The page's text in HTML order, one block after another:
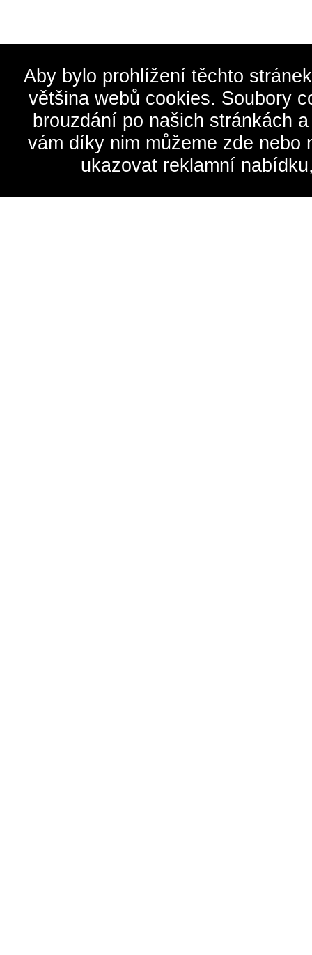
Aby bylo prohlížení těchto
většina webů cookies. Soubory
brouzdání po našich stránkách
vám díky nim můžeme zde
ukazovat reklamní